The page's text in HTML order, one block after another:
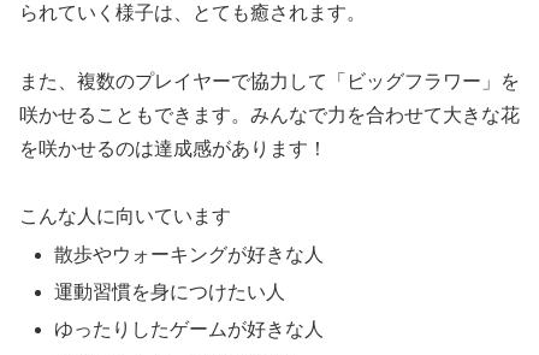
られていく様子は、とても癒されます。
また、複数のプレイヤーで協力して「ビッグフラワー」を
咲かせることもできます。みんなで力を合わせて大きな花
を咲かせるのは達成感があります！
こんな人に向いています
散歩やウォーキングが好きな人
運動習慣を身につけたい人
ゆったりしたゲームが好きな人